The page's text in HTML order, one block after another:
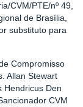
CVM/PTE/nº 49,
de Brasília,
substituto para
Compromisso
Allan Stewart
Hendricus Den
CVM